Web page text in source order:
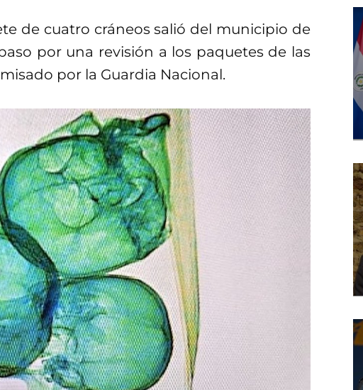
de cuatro cráneos salió del municipio de
por una revisión a los paquetes de las
por la Guardia Nacional.